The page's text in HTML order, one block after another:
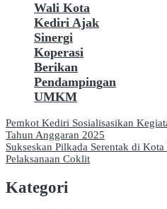
Wali Kota
Kediri Ajak
Sinergi
Koperasi
Berikan
Pendampingan
UMKM
Navigasi
pos
Pemkot Kediri Sosialisasikan
Tahun Anggaran 2025
Sukseskan Pilkada Serentak di
Pelaksanaan Coklit
Kategori